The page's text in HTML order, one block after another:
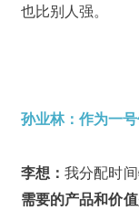
也比别人强。
孙业林：作为一
李想：我分配时
需要的产品和价